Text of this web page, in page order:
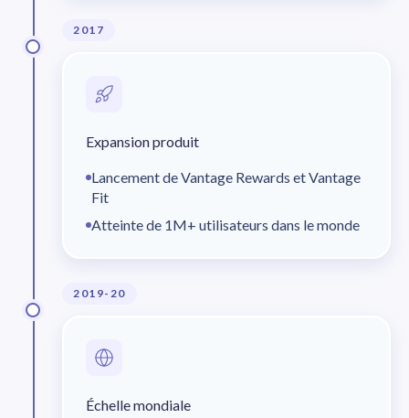
2017
Expansion produit
Lancement de Vantage Rewards et Vantage
Fit
Atteinte de 1M+ utilisateurs dans le monde
2019-20
Échelle mondiale